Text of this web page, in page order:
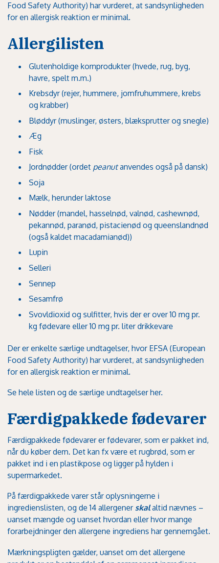
Food Safety Authority) har vurderet, at sandsynligheden
for en allergisk reaktion er minimal.
Allergilisten
Glutenholdige kornprodukter (hvede, rug, byg,
havre, spelt m.m.)
Krebsdyr (rejer, hummere, jomfruhummere, krebs
og krabber)
Bløddyr (muslinger, østers, blæksprutter og snegle)
Æg
Fisk
Jordnødder (ordet peanutanvendes også på dansk)
Soja
Mælk, herunder laktose
Nødder (mandel, hasselnød, valnød, cashewnød,
pekannød, paranød, pistacienød og queenslandnød
(også kaldet macadamianød))
Lupin
Selleri
Sennep
Sesamfrø
Svovldioxid og sulfitter, hvis der er over 10 mg pr.
kg fødevare eller 10 mg pr. liter drikkevare
Der er enkelte særlige undtagelser, hvor EFSA (European
Food Safety Authority) har vurderet, at sandsynligheden
for en allergisk reaktion er minimal.
Se hele listen og de særlige undtagelser her.
Færdigpakkede fødevarer
Færdigpakkede fødevarer er fødevarer, som er pakket ind,
når du køber dem. Det kan fx være et rugbrød, som er
pakket ind i en plastikpose og ligger på hylden i
supermarkedet.
På færdigpakkede varer står oplysningerne i
ingredienslisten, og de 14 allergener skalaltid nævnes –
uanset mængde og uanset hvordan eller hvor mange
forarbejdninger den allergene ingrediens har gennemgået.
Mærkningspligten gælder, uanset om det allergene